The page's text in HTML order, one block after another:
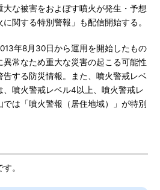
な被害をおよぼす噴火が発生・予想
関する特別警報」も配信開始する。
年8月30日から運用を開始したもの
常なため重大な災害の起こる可能性
する防災情報。また、噴火警戒レベ
、噴火警戒レベル4以上、噴火警戒レ
は「噴火警報（居住地域）」が特別
。